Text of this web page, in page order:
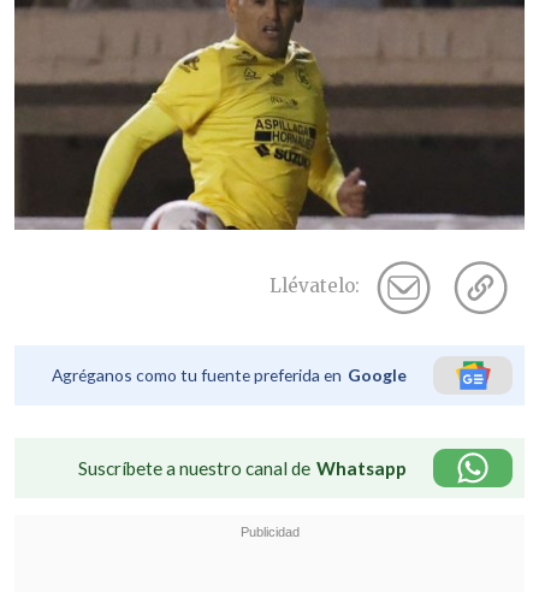
Llévatelo:
Agréganos como tu fuente preferida en Google
Suscríbete a nuestro canal de Whatsapp